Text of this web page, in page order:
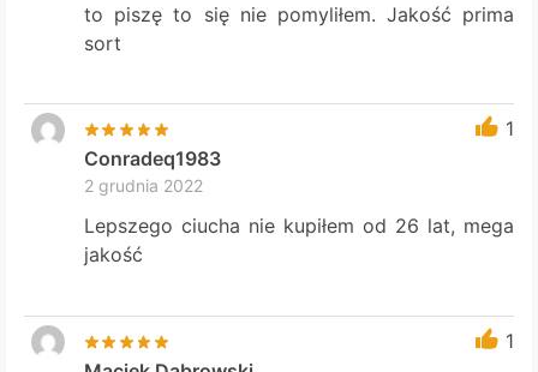
to piszę to się nie pomyliłem. Jakość prima
sort
1
Conradeq1983
2 grudnia 2022
Lepszego ciucha nie kupiłem od 26 lat, mega
jakość
1